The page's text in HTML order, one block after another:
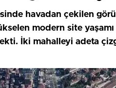
havadan çekilen
modern site yaşamı
İki mahalleyi adeta